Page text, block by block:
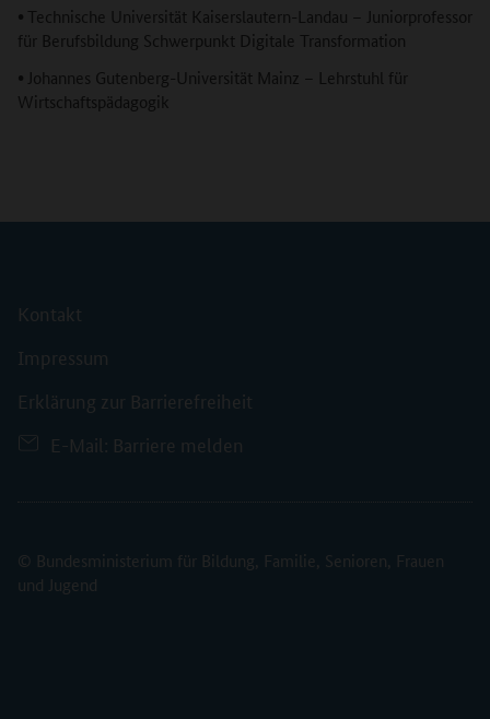
• Technische Universität Kaiserslautern-Landau – Juniorprofessor
für Berufsbildung Schwerpunkt Digitale Transformation
• Johannes Gutenberg-Universität Mainz – Lehrstuhl für
Wirtschaftspädagogik
© Bundesministerium für Bildung, Familie, Senioren, Frauen
und Jugend
Kontakt
Impressum
Erklärung zur Barrierefreiheit
E-Mail: Barriere melden